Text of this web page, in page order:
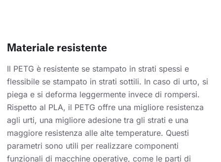
Materiale resistente
Il PETG è resistente se stampato in strati spessi e
flessibile se stampato in strati sottili. In caso di urto, si
piega e si deforma leggermente invece di rompersi.
Rispetto al PLA, il PETG offre una migliore resistenza
agli urti, una migliore adesione tra gli strati e una
maggiore resistenza alle alte temperature. Questi
parametri sono utili per realizzare componenti
funzionali di macchine operative, come le parti di